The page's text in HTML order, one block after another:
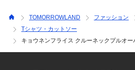
TOMORROWLAND ファッション
Tシャツ・カットソー
キョウネンフライス クルーネックプルオー